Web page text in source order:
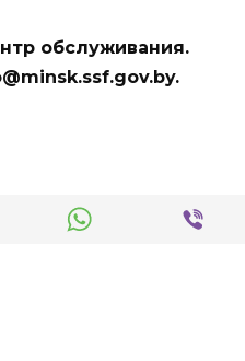
обслуживания.
.